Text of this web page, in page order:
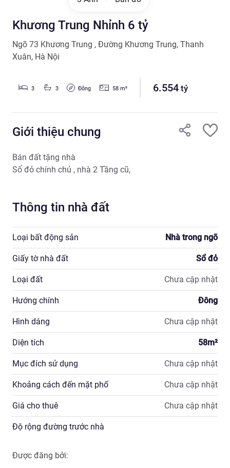
Khương Trung Nhỉnh 6 tỷ
Ngõ 73 Khương Trung , Đường Khương Trung, Thanh
Xuân, Hà Nội
3 3 Đông 58m² 6.554tỷ
Giới thiệu chung
Bán đất tặng nhà
Thông tin nhà đất
Loại bất động sản Nhà trong ngõ
Giấy tờ nhà đất Sổ đỏ
Loại đất Chưa cập nhật
Hướng chính Đông
Hình dáng Chưa cập nhật
Diện tích 58m²
Mục đích sử dụng Chưa cập nhật
Khoảng cách đến mặt phố Chưa cập nhật
Giá cho thuê Chưa cập nhật
Độ rộng đường trước nhà
Được đăng bởi: